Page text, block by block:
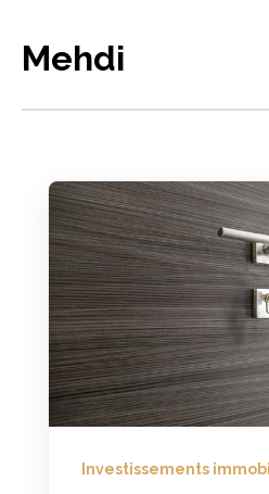
Mehdi
Investissements